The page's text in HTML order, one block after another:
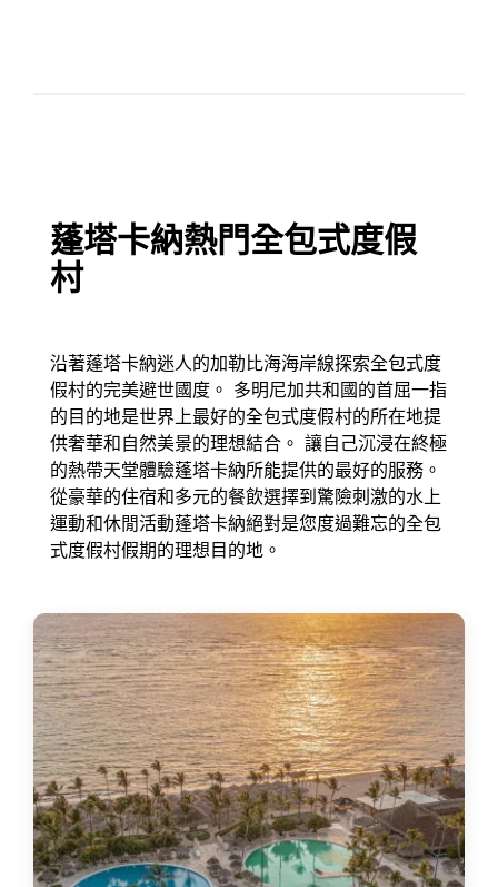
蓬塔卡納熱門全包式度假
村
沿著蓬塔卡納迷人的加勒比海海岸線探索全包式度
假村的完美避世國度。 多明尼加共和國的首屈一指
的目的地是世界上最好的全包式度假村的所在地提
供奢華和自然美景的理想結合。 讓自己沉浸在終極
的熱帶天堂體驗蓬塔卡納所能提供的最好的服務。
從豪華的住宿和多元的餐飲選擇到驚險刺激的水上
運動和休閒活動蓬塔卡納絕對是您度過難忘的全包
式度假村假期的理想目的地。